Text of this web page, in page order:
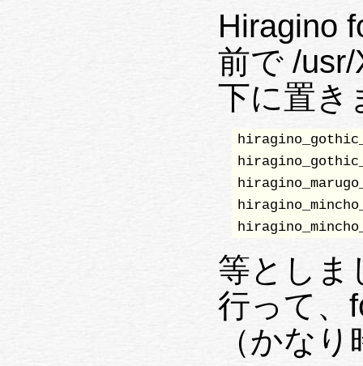
Hiragino
前で /usr/
下に置き
等としま
行って、
（かな